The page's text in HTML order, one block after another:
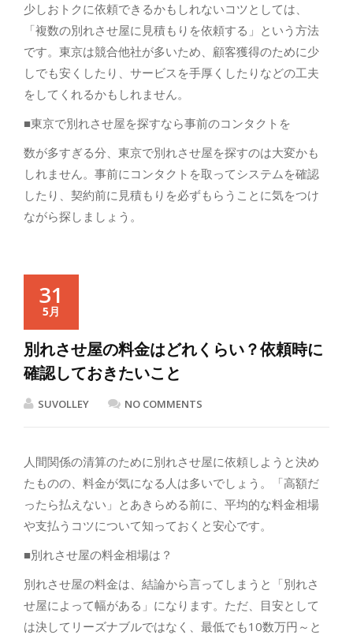
少しおトクに依頼できるかもしれないコツとしては、
「複数の別れさせ屋に見積もりを依頼する」という方法
です。東京は競合他社が多いため、顧客獲得のために少
しでも安くしたり、サービスを手厚くしたりなどの工夫
をしてくれるかもしれません。
■東京で別れさせ屋を探すなら事前のコンタクトを
数が多すぎる分、東京で別れさせ屋を探すのは大変かも
しれません。事前にコンタクトを取ってシステムを確認
したり、契約前に見積もりを必ずもらうことに気をつけ
ながら探しましょう。
31
5月
別れさせ屋の料金はどれくらい？依頼時に
確認しておきたいこと
SUVOLLEY NO COMMENTS
人間関係の清算のために別れさせ屋に依頼しようと決め
たものの、料金が気になる人は多いでしょう。「高額だ
ったら払えない」とあきらめる前に、平均的な料金相場
や支払うコツについて知っておくと安心です。
■別れさせ屋の料金相場は？
別れさせ屋の料金は、結論から言ってしまうと「別れさ
せ屋によって幅がある」になります。ただ、目安として
は決してリーズナブルではなく、最低でも10数万円～と